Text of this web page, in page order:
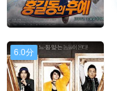
6.0分